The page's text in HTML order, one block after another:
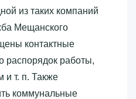
из таких компаний
Мещанского
контактные
распорядок работы,
и т. п. Также
коммунальные